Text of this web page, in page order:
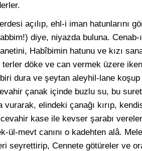
açılıp, ehl-i iman hatunlarını
diye, niyazda buluna.
Habîbimin hatunu ve kızı
terler döke ve can vermek üzere
dura ve şeytan aleyhil-lane
çanak içinde buzlu su, bu
elindeki çanağı kırıp,
kase ile kevser şarabı
ül-mevt canını o kadehten alâ.
seyrettirip, Cennete götüreler ve